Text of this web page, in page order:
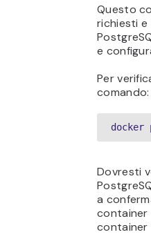
Questo
richiesti e
e
Per
comando:
Dovresti
a
container
container